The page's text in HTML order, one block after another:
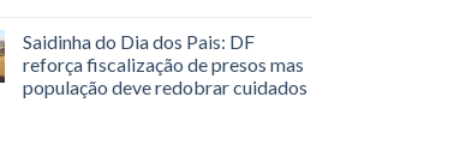
Saidinha do Dia dos Pais: DF
reforça fiscalização de presos mas
população deve redobrar cuidados